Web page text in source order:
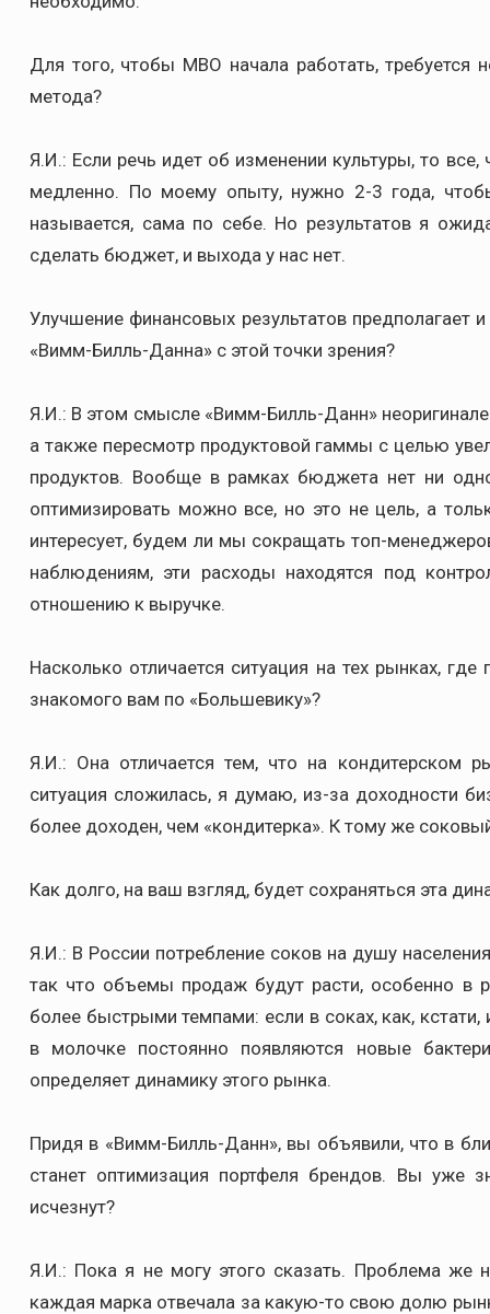
Для того, чтобы MBO начала работать,
метода?
Я.И.: Если речь идет об изменении культуры, то все,
медленно. По моему опыту, нужно 2-3 года,
называется, сама по себе. Но результатов я
сделать бюджет, и выхода у нас нет.
Улучшение финансовых результатов
«Вимм-Билль-Данна» с этой точки зрения?
Я.И.: В этом смысле «Вимм-Билль-Данн»
а также пересмотр продуктовой гаммы с целью
продуктов. Вообще в рамках бюджета нет ни
оптимизировать можно все, но это не цель, а
интересует, будем ли мы сокращать топ-
наблюдениям, эти расходы находятся под
отношению к выручке.
Насколько отличается ситуация на тех рынках,
знакомого вам по «Большевику»?
Я.И.: Она отличается тем, что на кондитерском
ситуация сложилась, я думаю, из-за доходности
более доходен, чем «кондитерка». К тому же
Как долго, на ваш взгляд, будет сохраняться эта
Я.И.: В России потребление соков на душу
так что объемы продаж будут расти, особенно в
более быстрыми темпами: если в соках, как,
в молочке постоянно появляются новые
определяет динамику этого рынка.
Придя в «Вимм-Билль-Данн», вы объявили, что в
станет оптимизация портфеля брендов. Вы уже
исчезнут?
Я.И.: Пока я не могу этого сказать. Проблема
каждая марка отвечала за какую-то свою долю